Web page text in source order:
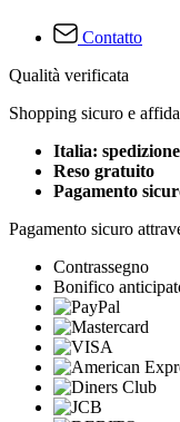
Contatto
Qualità verificata
Shopping sicuro e
Italia:
Reso gratuito
Pagamento
Pagamento sicuro
Contrassegno
Bonifico